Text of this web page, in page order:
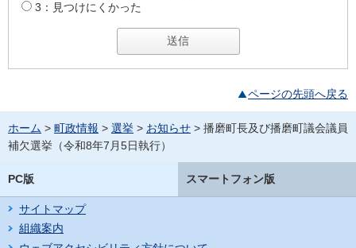
3：見つけにくかった
ページの先頭へ戻る
ホーム > 町政情報 > 選挙 > お知らせ > 播磨町長及び播磨町議会議員
補欠選挙（令和8年7月5日執行）
PC版 スマートフォン版
サイトマップ
組織案内